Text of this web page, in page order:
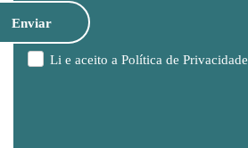
Li e aceito a Política de Privacidade